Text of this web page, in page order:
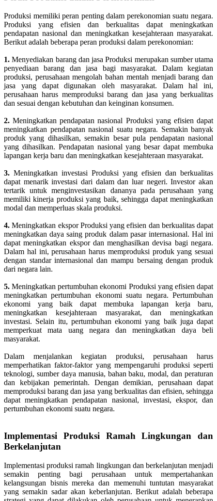
Produksi memiliki peran penting dalam perekonomian suatu negara.
Produksi yang efisien dan berkualitas dapat meningkatkan
pendapatan nasional dan meningkatkan kesejahteraan masyarakat.
Berikut adalah beberapa peran produksi dalam perekonomian:
1. Menyediakan barang dan jasa Produksi merupakan sumber utama
penyediaan barang dan jasa bagi masyarakat. Dalam kegiatan
produksi, perusahaan mengolah bahan mentah menjadi barang dan
jasa yang dapat digunakan oleh masyarakat. Dalam hal ini,
perusahaan harus memproduksi barang dan jasa yang berkualitas
dan sesuai dengan kebutuhan dan keinginan konsumen.
2. Meningkatkan pendapatan nasional Produksi yang efisien dapat
meningkatkan pendapatan nasional suatu negara. Semakin banyak
produk yang dihasilkan, semakin besar pula pendapatan nasional
yang dihasilkan. Pendapatan nasional yang besar dapat membuka
lapangan kerja baru dan meningkatkan kesejahteraan masyarakat.
3. Meningkatkan investasi Produksi yang efisien dan berkualitas
dapat menarik investasi dari dalam dan luar negeri. Investor akan
tertarik untuk menginvestasikan dananya pada perusahaan yang
memiliki kinerja produksi yang baik, sehingga dapat meningkatkan
modal dan memperluas skala produksi.
4.Meningkatkan ekspor Produksi yang efisien dan berkualitas dapat
meningkatkan daya saing produk dalam pasar internasional. Hal ini
dapat meningkatkan ekspor dan menghasilkan devisa bagi negara.
Dalam hal ini, perusahaan harus memproduksi produk yang sesuai
dengan standar internasional dan mampu bersaing dengan produk
dari negara lain.
5. Meningkatkan pertumbuhan ekonomi Produksi yang efisien dapat
meningkatkan pertumbuhan ekonomi suatu negara. Pertumbuhan
ekonomi yang baik dapat membuka lapangan kerja baru,
meningkatkan kesejahteraan masyarakat, dan meningkatkan
investasi. Selain itu, pertumbuhan ekonomi yang baik juga dapat
memperkuat mata uang negara dan meningkatkan daya beli
masyarakat.
Dalam menjalankan kegiatan produksi, perusahaan harus
memperhatikan faktor-faktor yang mempengaruhi produksi seperti
teknologi, sumber daya manusia, bahan baku, modal, dan peraturan
dan kebijakan pemerintah. Dengan demikian, perusahaan dapat
memproduksi barang dan jasa yang berkualitas dan efisien, sehingga
dapat meningkatkan pendapatan nasional, investasi, ekspor, dan
pertumbuhan ekonomi suatu negara.
Implementasi Produksi Ramah Lingkungan dan
Berkelanjutan
Implementasi produksi ramah lingkungan dan berkelanjutan menjadi
semakin penting bagi perusahaan untuk mempertahankan
kelangsungan bisnis mereka dan memenuhi tuntutan masyarakat
yang semakin sadar akan keberlanjutan. Berikut adalah beberapa